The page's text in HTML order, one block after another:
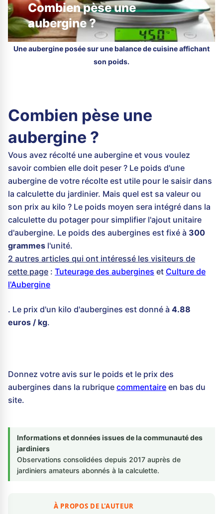
Combien pèse une
aubergine ?
Une aubergine posée sur une balance de cuisine affichant
son poids.
Combien pèse une
aubergine ?
Vous avez récolté une aubergine et vous voulez
savoir combien elle doit peser ? Le poids d'une
aubergine de votre récolte est utile pour le saisir dans
la calculette du jardinier. Mais quel est sa valeur ou
son prix au kilo ? Le poids moyen sera intégré dans la
calculette du potager pour simplifier l'ajout unitaire
d'aubergine. Le poids des aubergines est fixé à 300
grammes l'unité.
2 autres articles qui ont intéressé les visiteurs de
cette page : Tuteurage des aubergines et Culture de
l'Aubergine
. Le prix d'un kilo d'aubergines est donné à 4.88
euros / kg.
Donnez votre avis sur le poids et le prix des
aubergines dans la rubrique commentaire en bas du
site.
Informations et données issues de la communauté des
jardiniers
Observations consolidées depuis 2017 auprès de
jardiniers amateurs abonnés à la calculette.
À PROPOS DE L'AUTEUR